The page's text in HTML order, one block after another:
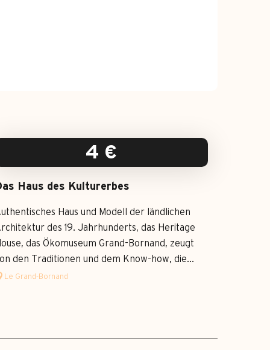
4 €
Haus des Kulturerbes
Haus und Modell der ländlichen
des 19. Jahrhunderts, das Heritage
das Ökomuseum Grand-Bornand, zeugt
den Traditionen und dem Know-how, die...
Le Grand-Bornand